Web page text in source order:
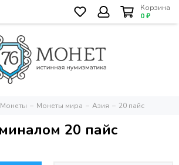
Корзина
0 ₽
Монеты Монеты мира Азия 20 пайс
20 пайс